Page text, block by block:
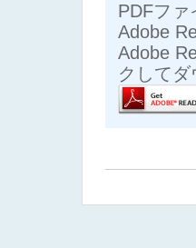
PDFフ
Adobe
Adobe
クしてダ